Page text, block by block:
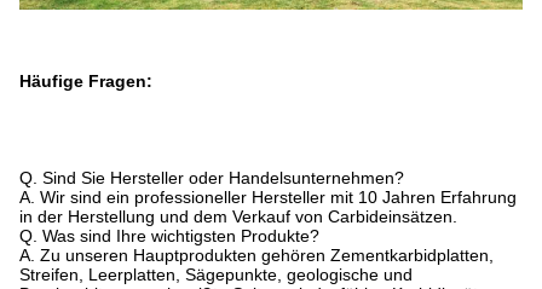
Häufige Fragen:
Q. Sind Sie Hersteller oder Handelsunternehmen?
A. Wir sind ein professioneller Hersteller mit 10 Jahren Erfahrung
in der Herstellung und dem Verkauf von Carbideinsätzen.
Q. Was sind Ihre wichtigsten Produkte?
A. Zu unseren Hauptprodukten gehören Zementkarbidplatten,
Streifen, Leerplatten, Sägepunkte, geologische und